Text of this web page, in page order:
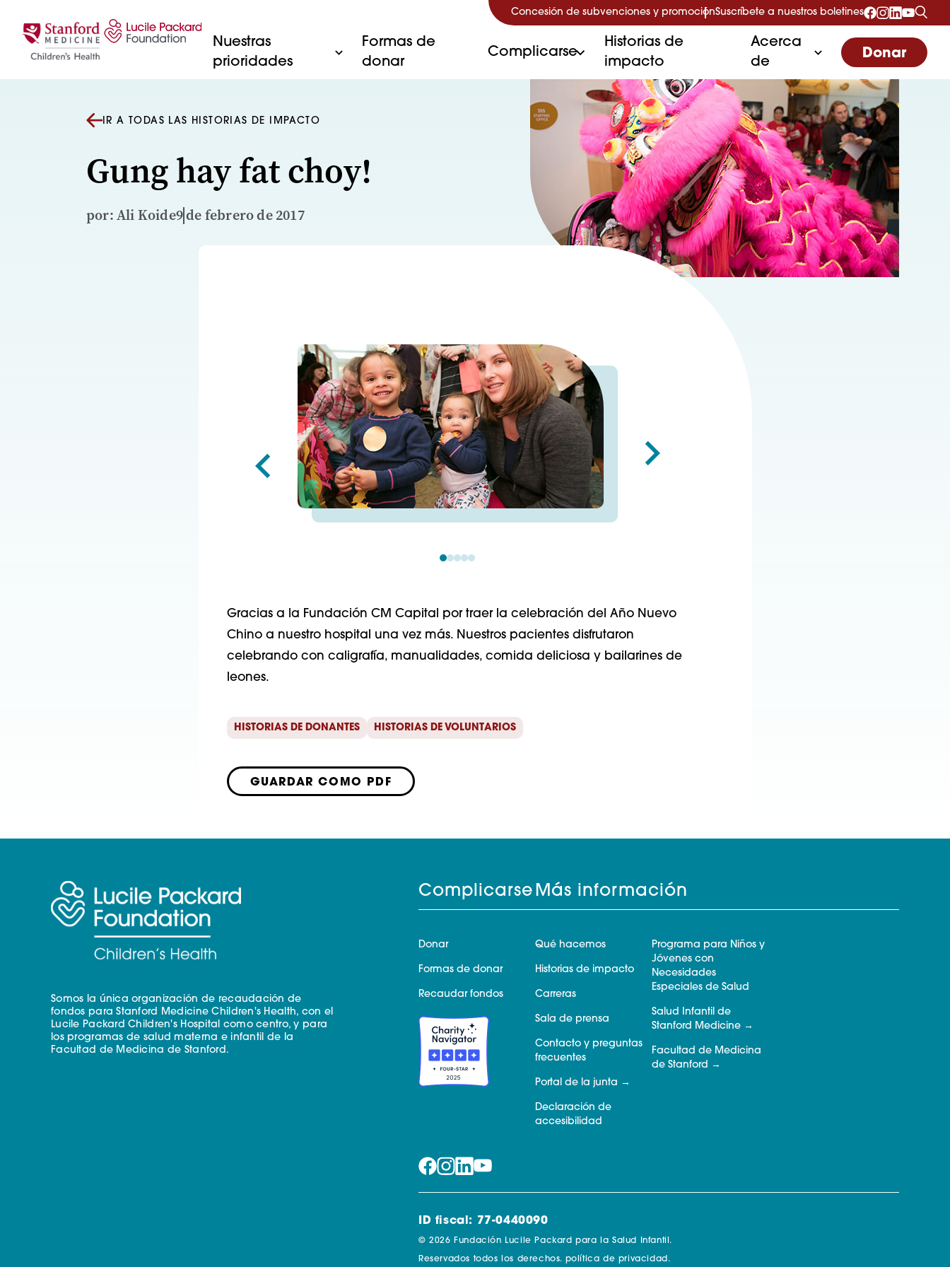
Concesión de subvenciones y promociónSuscríbete a nuestros boletines
Nuestras
prioridades
Formas de
donar
Complicarse
Historias de
impacto
Acerca
de
Donar
IR A TODAS LAS HISTORIAS DE IMPACTO
Gung hay fat choy!
por: Ali Koide9 de febrero de 2017
Gracias a la Fundación CM Capital por traer la celebración del Año Nuevo
Chino a nuestro hospital una vez más. Nuestros pacientes disfrutaron
celebrando con caligrafía, manualidades, comida deliciosa y bailarines de
leones.
HISTORIAS DE DONANTES HISTORIAS DE VOLUNTARIOS
GUARDAR COMO PDF
Somos la única organización de recaudación de
fondos para Stanford Medicine Children's Health, con el
Lucile Packard Children's Hospital como centro, y para
los programas de salud materna e infantil de la
Facultad de Medicina de Stanford.
Complicarse
Donar
Formas de donar
Recaudar fondos
Más información
Qué hacemos
Historias de impacto
Carreras
Sala de prensa
Contacto y preguntas
frecuentes
Portal de la junta
Declaración de
accesibilidad
Programa para Niños y
Jóvenes con
Necesidades
Especiales de Salud
Salud Infantil de
Stanford Medicine
Facultad de Medicina
de Stanford
ID fiscal: 77-0440090
© 2026 Fundación Lucile Packard para la Salud Infantil.
Reservados todos los derechos. política de privacidad.